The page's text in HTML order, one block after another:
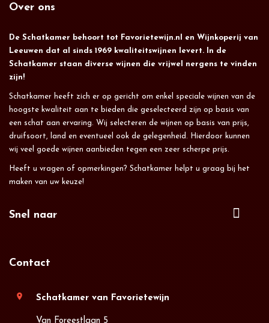
Over ons
De Schatkamer behoort tot Favorietewijn.nl en Wijnkoperij van
Leeuwen dat al sinds 1969 kwaliteitswijnen levert. In de
Schatkamer staan diverse wijnen die vrijwel nergens te vinden
zijn!
Schatkamer heeft zich er op gericht om enkel speciale wijnen van de
hoogste kwaliteit aan te bieden die geselecteerd zijn op basis van
een schat aan ervaring. Wij selecteren de wijnen op basis van prijs,
druifsoort, land en eventueel ook de gelegenheid. Hierdoor kunnen
wij veel goede wijnen aanbieden tegen een zeer scherpe prijs.
Heeft u vragen of opmerkingen? Schatkamer helpt u graag bij het
maken van uw keuze!
Snel naar
Contact
location_on Schatkamer van Favorietewijn
Van Foreestlaan 5